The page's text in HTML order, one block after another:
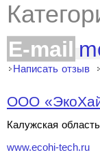
E-mail
Написать отзыв
ООО
Калужская
www.ecohi-tech.ru